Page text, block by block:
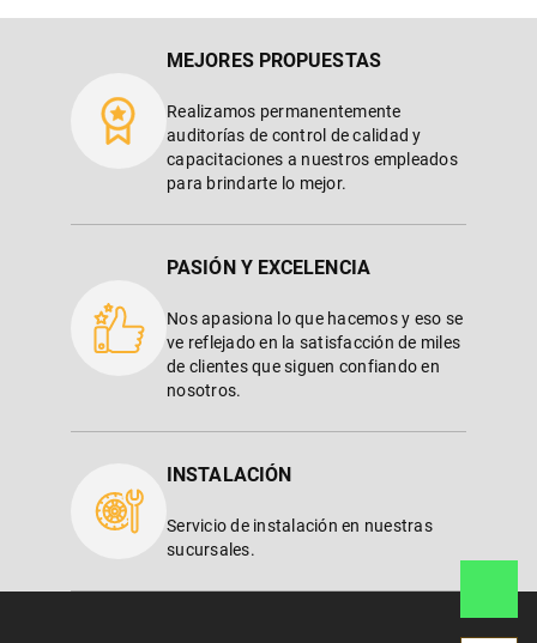
MEJORES PROPUESTAS
Realizamos permanentemente
auditorías de control de calidad y
capacitaciones a nuestros empleados
para brindarte lo mejor.
PASIÓN Y EXCELENCIA
Nos apasiona lo que hacemos y eso se
ve reflejado en la satisfacción de miles
de clientes que siguen confiando en
nosotros.
INSTALACIÓN
Servicio de instalación en nuestras
sucursales.